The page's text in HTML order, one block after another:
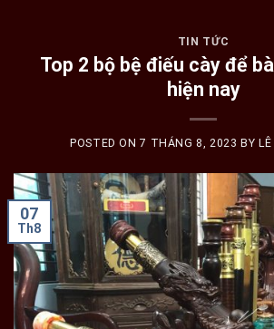
TIN TỨC
Top 2 bộ bệ điếu cày để
hiện nay
POSTED ON7 THÁNG 8, 2023 BY
07
Th8